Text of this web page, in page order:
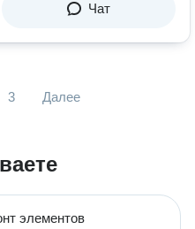
Чат
3 Далее
элементов